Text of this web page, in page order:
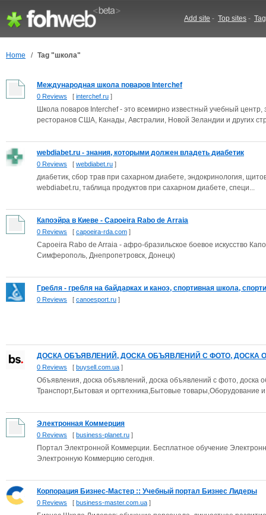
Add site - Top sites -
Home / Tag "школа"
Международная школа поваров Interchef
0 Reviews [ interchef.ru ]
Школа поваров Interchef - это всемирно известный учебный
ресторанов США, Канады, Австралии, Новой Зеландии и других
webdiabet.ru - знания, которыми должен владеть диабетик
0 Reviews [ webdiabet.ru ]
диабетик, сбор трав при сахарном диабете, эндокринология,
webdiabet.ru, таблица продуктов при сахарном диабете, специ...
Капоэйра в Киеве - Capoeira Rabo de Arraia
0 Reviews [ capoeira-rda.com ]
Capoeira Rabo de Arraia - афро-бразильское боевое искусство
Симферополь, Днепропетровск, Донецк)
Гребля - гребля на байдарках и каноэ, спортивная школа,
0 Reviews [ canoesport.ru ]
ДОСКА ОБЪЯВЛЕНИЙ, ДОСКА ОБЪЯВЛЕНИЙ С ФОТО, ДОСКА
0 Reviews [ buysell.com.ua ]
Объявления, доска объявлений, доска объявлений с фото, доска
Транспорт,Бытовая и оргтехника,Бытовые товары,Оборудование
Электронная Коммерция
0 Reviews [ business-planet.ru ]
Портал Электронной Коммерции. Бесплатное обучение
Электронную Коммерцию сегодня.
Корпорация Бизнес-Мастер :: Учебный портал Бизнес Лидеры
0 Reviews [ business-master.com.ua ]